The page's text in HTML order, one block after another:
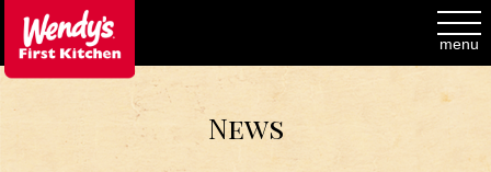
menu
News